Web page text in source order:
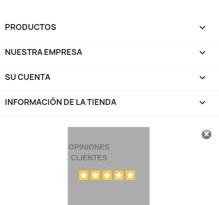
PRODUCTOS 
NUESTRA EMPRESA 
SU CUENTA 
INFORMACIÓN DE LA TIENDA keyboard_arrow_down
OPINIONES
CLIENTES